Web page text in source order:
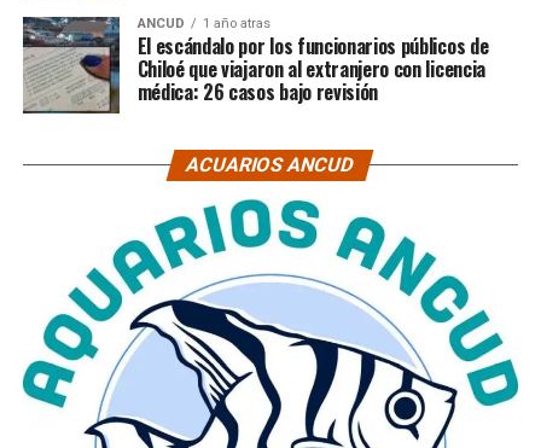
ANCUD 1 año atras
El escándalo por los funcionarios públicos de
Chiloé que viajaron al extranjero con licencia
médica: 26 casos bajo revisión
ACUARIOS ANCUD